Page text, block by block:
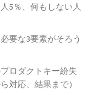
5％、何もしない人
要な3要素がそろう
ロダクトキー紛失
対応、結果まで）